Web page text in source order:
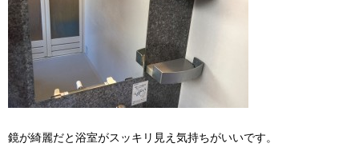
鏡が綺麗だと浴室がスッキリ見え気持ちがいいです。